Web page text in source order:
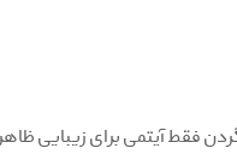
آیتمی برای زیبایی